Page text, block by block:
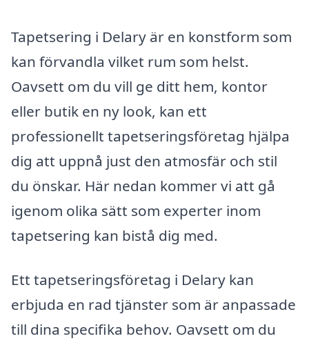
Tapetsering i Delary är en konstform som
kan förvandla vilket rum som helst.
Oavsett om du vill ge ditt hem, kontor
eller butik en ny look, kan ett
professionellt tapetseringsföretag hjälpa
dig att uppnå just den atmosfär och stil
du önskar. Här nedan kommer vi att gå
igenom olika sätt som experter inom
tapetsering kan bistå dig med.
Ett tapetseringsföretag i Delary kan
erbjuda en rad tjänster som är anpassade
till dina specifika behov. Oavsett om du